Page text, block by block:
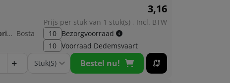
3,16
Prijs per stuk van 1 stuk(s) , Incl. BTW
Fabrikant: Bosta
10
Bezorgvoorraad
10 Voorraad Dedemsvaart
+ Bestel nu!